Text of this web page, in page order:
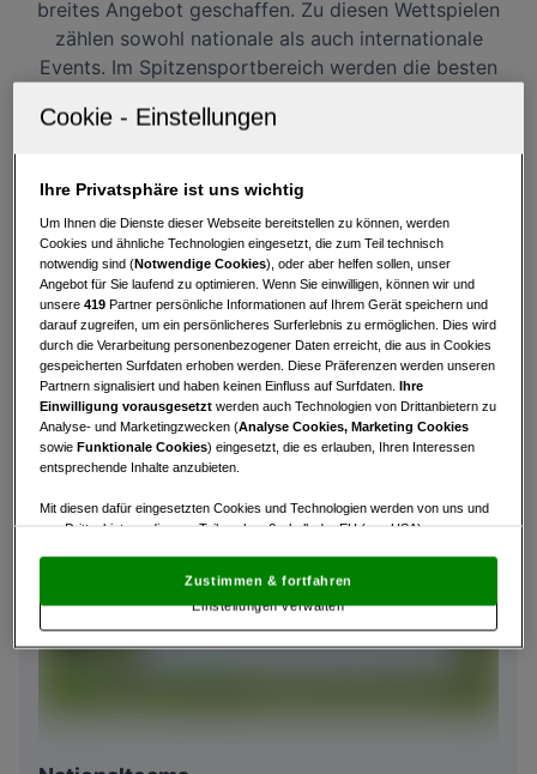
breites Angebot geschaffen. Zu diesen Wettspielen
zählen sowohl nationale als auch internationale
Events. Im Spitzensportbereich werden die besten
gefördert. Darüber hinaus genießen auch Österreichs
Unterstützung durch den ÖGV.
Ihre Privatsphäre ist uns wichtig
Um Ihnen die Dienste dieser Webseite bereitstellen zu können, werden
Cookies und ähnliche Technologien eingesetzt, die zum Teil technisch
notwendig sind (Notwendige Cookies), oder aber helfen sollen, unser
Angebot für Sie laufend zu optimieren. Wenn Sie einwilligen, können wir und
unsere419 Partner persönliche Informationen auf Ihrem Gerät speichern und
darauf zugreifen, um ein persönlicheres Surferlebnis zu ermöglichen. Dies wird
durch die Verarbeitung personenbezogener Daten erreicht, die aus in Cookies
gespeicherten Surfdaten erhoben werden. Diese Präferenzen werden unseren
Partnern signalisiert und haben keinen Einfluss auf Surfdaten.Ihre
Einwilligung vorausgesetzt werden auch Technologien von Drittanbietern zu
Analyse- und Marketingzwecken (Analyse Cookies, Marketing Cookies
sowieFunktionale Cookies) eingesetzt, die es erlauben, Ihren Interessen
entsprechende Inhalte anzubieten.
Mit diesen dafür eingesetzten Cookies und Technologien werden von uns und
von Drittanbietern, die zum Teil auch außerhalb der EU (u.a. USA)
angemessenes Datenschutzniveau bescheinigt.Es besteht insbesondere
das Risiko, dass Ihre Daten dem Zugriff durch US-Behörden zu Kontroll- und
Überwachungszwecken unterliegen und dagegen keine wirksamen
Rechtsbehelfe zur Verfügung stehen.
Einstellungen verwalten
Zustimmen & fortfahren